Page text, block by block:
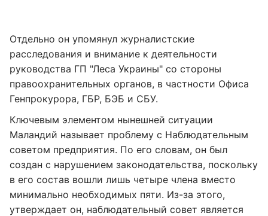
Отдельно он упомянул журналистские
расследования и внимание к деятельности
руководства ГП "Леса Украины" со стороны
правоохранительных органов, в частности Офиса
Генпрокурора, ГБР, БЭБ и СБУ.
Ключевым элементом нынешней ситуации
Маландий называет проблему с Наблюдательным
советом предприятия. По его словам, он был
создан с нарушением законодательства, поскольку
в его состав вошли лишь четыре члена вместо
минимально необходимых пяти. Из-за этого,
утверждает он, наблюдательный совет является